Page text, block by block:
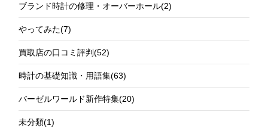
ブランド時計の修理・オーバーホール(2)
やってみた(7)
買取店の口コミ評判(52)
時計の基礎知識・用語集(63)
バーゼルワールド新作特集(20)
未分類(1)